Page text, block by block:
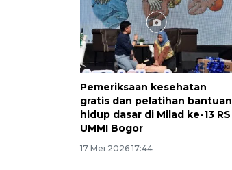
Pemeriksaan kesehatan
gratis dan pelatihan bantuan
hidup dasar di Milad ke-13 RS
UMMI Bogor
17 Mei 2026 17:44